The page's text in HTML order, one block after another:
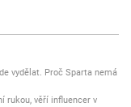
vydělat. Proč Sparta nemá
rukou, věří influencer v